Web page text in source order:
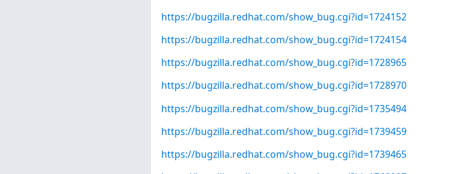
https://bugzilla.redhat.com/show_bug.cgi?id=1724152
https://bugzilla.redhat.com/show_bug.cgi?id=1724154
https://bugzilla.redhat.com/show_bug.cgi?id=1728965
https://bugzilla.redhat.com/show_bug.cgi?id=1728970
https://bugzilla.redhat.com/show_bug.cgi?id=1735494
https://bugzilla.redhat.com/show_bug.cgi?id=1739459
https://bugzilla.redhat.com/show_bug.cgi?id=1739465